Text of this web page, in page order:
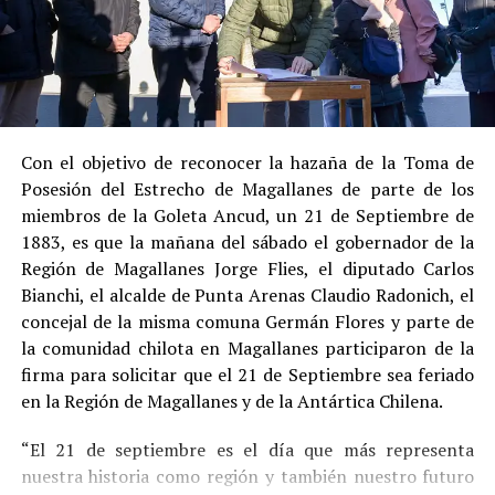
Suconducta anterior irreprochable , al no
registrar antecedentes penales previos.
Estas circunstancias jurídicas, sumadas al
procedimiento abreviado, redujeron la posibilidad de un
cumplimiento efectivo en recinto penitenciario.
Indemnización a la víctima y nueva investigación
por ocultamiento de bienes
En el ámbito civil, elJuzgado de Letras de Castrodictó
enseptiembre de 2023una sentencia que obliga a
Pedro Montecinos apagar una indemnización total de
$120 millonespor concepto de daño moral:
$80 millonesa favor de la víctima.
$40 millonesa favor de su madre.
Con el objetivo de reconocer la hazaña de la Toma de
Posesión del Estrecho de Magallanes de parte de los
miembros de la Goleta Ancud, un 21 de Septiembre de
1883, es que la mañana del sábado el gobernador de la
Región de Magallanes Jorge Flies, el diputado Carlos
Bianchi, el alcalde de Punta Arenas Claudio Radonich, el
concejal de la misma comuna Germán Flores y parte de
la comunidad chilota en Magallanes participaron de la
firma para solicitar que el 21 de Septiembre sea feriado
en la Región de Magallanes y de la Antártica Chilena.
“El 21 de septiembre es el día que más representa
nuestra historia como región y también nuestro futuro